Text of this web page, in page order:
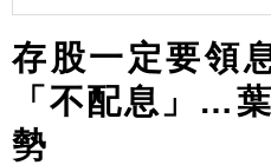
存股一定要領
「不配息」…
勢